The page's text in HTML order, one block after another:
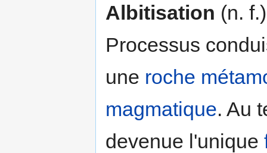
Albitisation (n.
Processus
une roche
magmatique. Au
devenue l'unique